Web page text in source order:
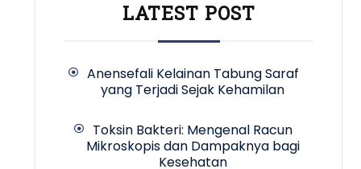
LATEST POST
Anensefali Kelainan Tabung Saraf
yang Terjadi Sejak Kehamilan
Toksin Bakteri: Mengenal Racun
Mikroskopis dan Dampaknya bagi
Kesehatan